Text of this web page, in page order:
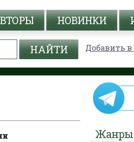
НОВИНКИ
Добавить
Жанры